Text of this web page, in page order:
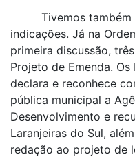
Tivemos também a
indicações. Já na
primeira discussão,
Projeto de Emenda.
declara e reconhece
pública municipal a
Desenvolvimento e
Laranjeiras do Sul,
redação ao projeto de